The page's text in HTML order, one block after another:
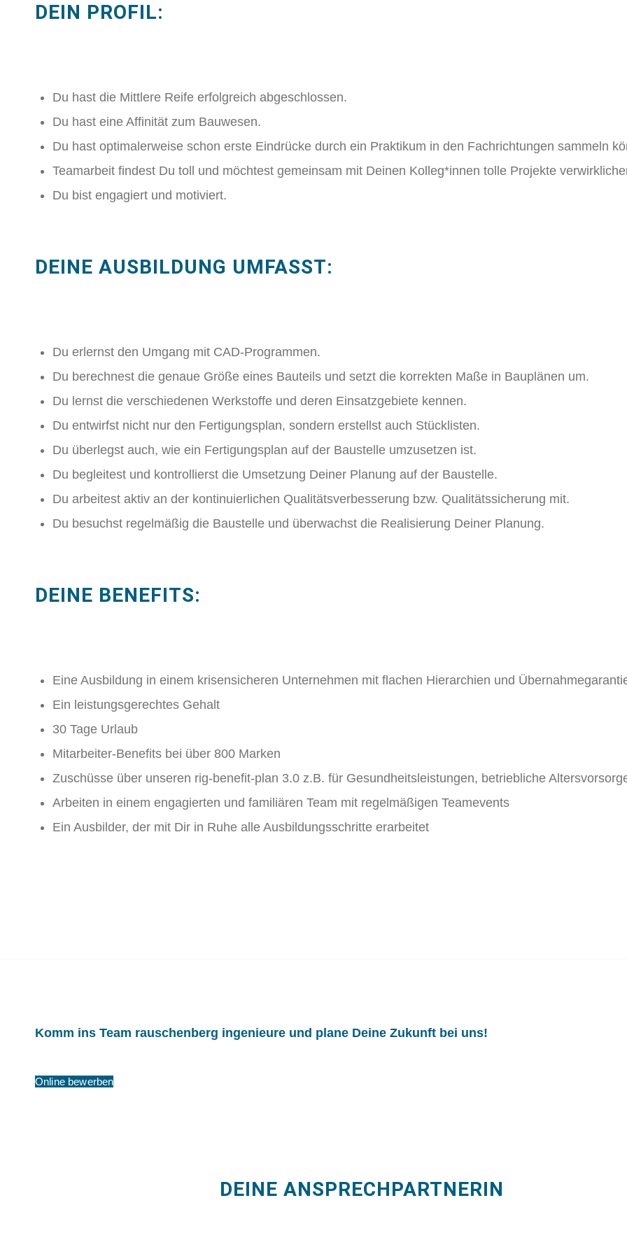
DEIN PROFIL:
Du hast die Mittlere Reife erfolgreich abgeschlossen.
Du hast eine Affinität zum Bauwesen.
Du hast optimalerweise schon erste Eindrücke durch ein Praktikum in den Fachrichtungen sammeln
Teamarbeit findest Du toll und möchtest gemeinsam mit Deinen Kolleg*innen tolle Projekte
Du bist engagiert und motiviert.
DEINE AUSBILDUNG UMFASST:
Du erlernst den Umgang mit CAD-Programmen.
Du berechnest die genaue Größe eines Bauteils und setzt die korrekten Maße in Bauplänen um.
Du lernst die verschiedenen Werkstoffe und deren Einsatzgebiete kennen.
Du entwirfst nicht nur den Fertigungsplan, sondern erstellst auch Stücklisten.
Du überlegst auch, wie ein Fertigungsplan auf der Baustelle umzusetzen ist.
Du begleitest und kontrollierst die Umsetzung Deiner Planung auf der Baustelle.
Du arbeitest aktiv an der kontinuierlichen Qualitätsverbesserung bzw. Qualitätssicherung mit.
Du besuchst regelmäßig die Baustelle und überwachst die Realisierung Deiner Planung.
DEINE BENEFITS:
Eine Ausbildung in einem krisensicheren Unternehmen mit flachen Hierarchien und
Ein leistungsgerechtes Gehalt
30 Tage Urlaub
Mitarbeiter-Benefits bei über 800 Marken
Zuschüsse über unseren rig-benefit-plan 3.0 z.B. für Gesundheitsleistungen, betriebliche
Arbeiten in einem engagierten und familiären Team mit regelmäßigen Teamevents
Ein Ausbilder, der mit Dir in Ruhe alle Ausbildungsschritte erarbeitet
Komm ins Team rauschenberg ingenieure und plane Deine Zukunft bei uns!
Online bewerben
DEINE ANSPRECHPARTNERIN